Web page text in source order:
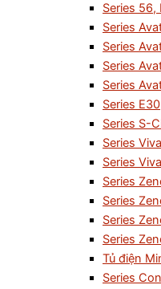
Series 56,
Series
Series
Series
Series
Series E30
Series S-
Series
Series
Series
Series
Series
Series
Tủ điện
Series